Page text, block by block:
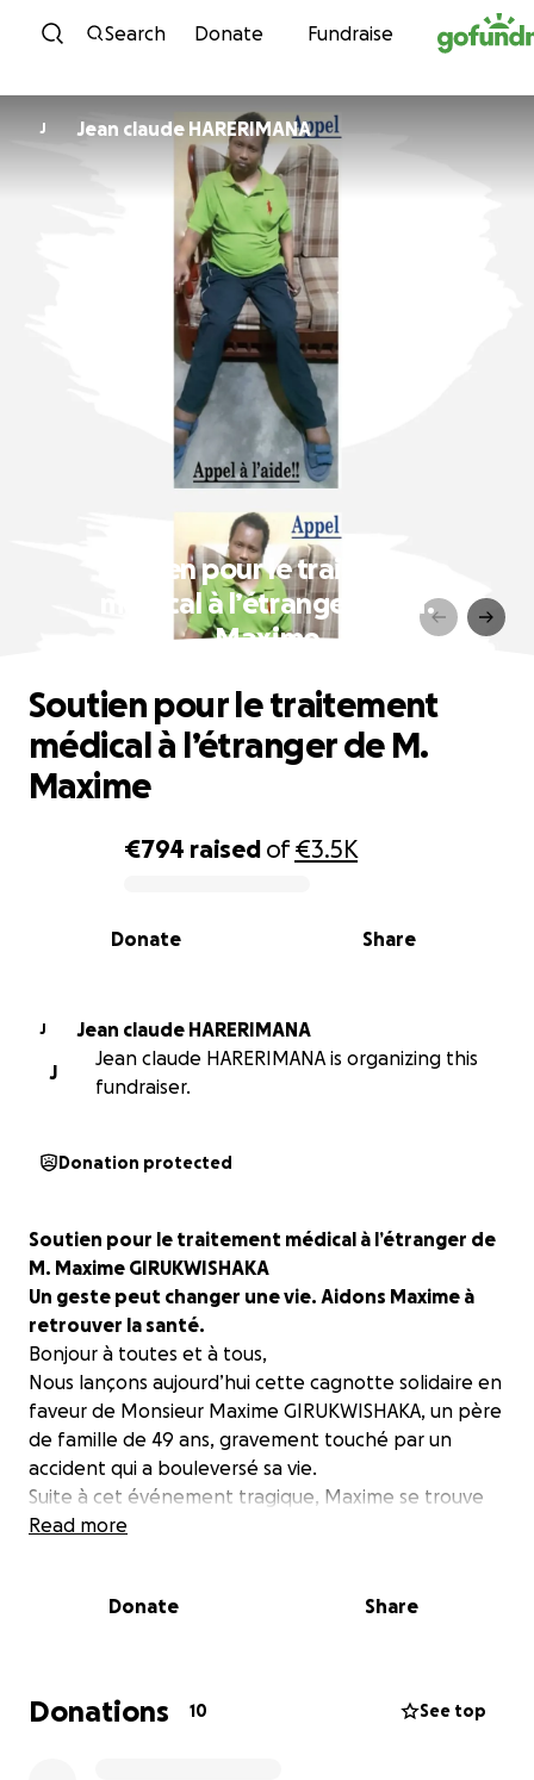
Skip to content
Search Donate Fundraise
J Jean claude HARERIMANA
Soutien pour le traitement
médical à l’étranger de M.
Maxime
0% complete
€794 raised of€3.5K
Share
Donate
Soutien pour le traitement
médical à l’étranger de M.
Maxime
J
Jean claude HARERIMANA
J
Jean claude HARERIMANA is organizing this
fundraiser.
Donation protected
Soutien pour le traitement médical à l’étranger de
M. Maxime GIRUKWISHAKA
Un geste peut changer une vie. Aidons Maxime à
retrouver la santé.
Bonjour à toutes et à tous,
Nous lançons aujourd’hui cette cagnotte solidaire en
faveur de Monsieur Maxime GIRUKWISHAKA, un père
de famille de 49 ans, gravement touché par un
accident qui a bouleversé sa vie.
Suite à cet événement tragique, Maxime se trouve
dans un état de santé très préoccupant. Les
Burundi, son pays de résidence. Après plusieurs
type de pathologie.
Malheureusement, les coûts liés à cette prise en
Read more
Donate Share
Donations 10 See top